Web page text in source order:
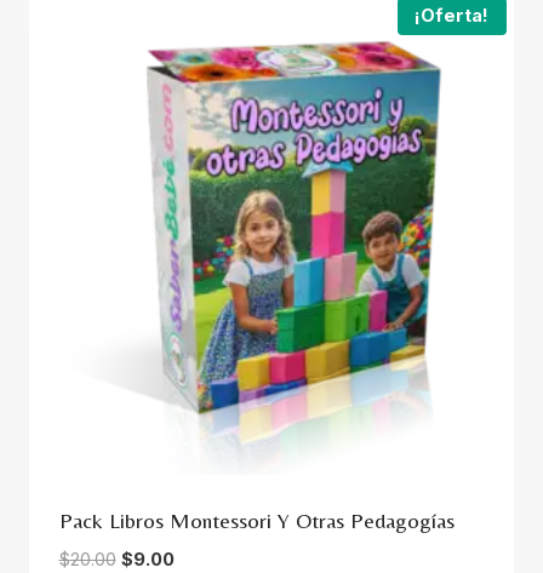
¡Oferta!
Pack Libros Montessori Y Otras Pedagogías
$20.00 El
$9.00El